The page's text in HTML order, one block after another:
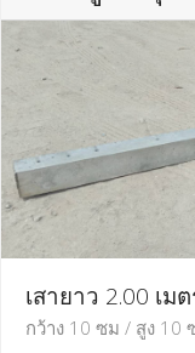
เสายาว 2.00 เม
กว้าง 10 ซม / สูง 10